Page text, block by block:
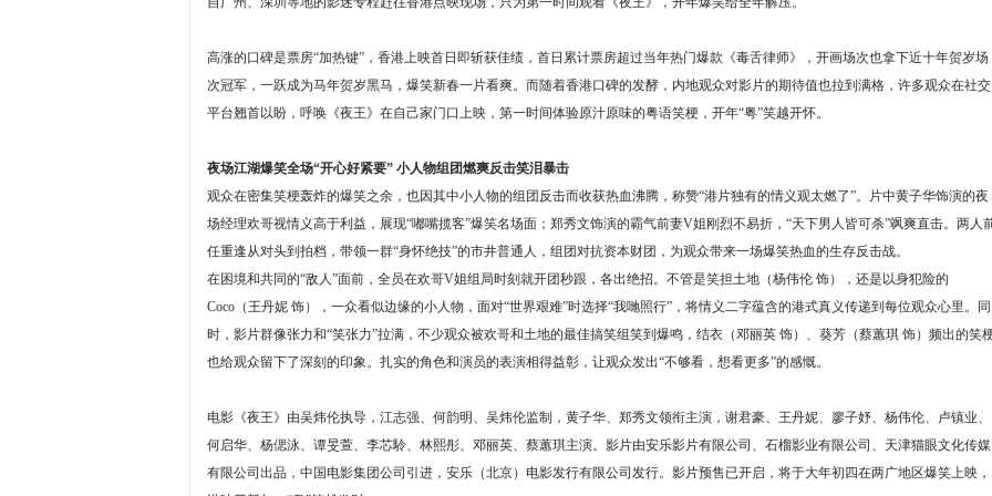
高涨的口碑是票房“加热键”，香港上映首日即斩获佳绩，首日累计票房超过当年热门爆款《毒舌律师》，开画场次也拿下近十年贺岁场
次冠军，一跃成为马年贺岁黑马，爆笑新春一片看爽。而随着香港口碑的发酵，内地观众对影片的期待值也拉到满格，许多观众在社交
平台翘首以盼，呼唤《夜王》在自己家门口上映，第一时间体验原汁原味的粤语笑梗，开年“粤”笑越开怀。
夜场江湖爆笑全场“开心好紧要” 小人物组团燃爽反击笑泪暴击
观众在密集笑梗轰炸的爆笑之余，也因其中小人物的组团反击而收获热血沸腾，称赞“港片独有的情义观太燃了”。片中黄子华饰演的夜
场经理欢哥视情义高于利益，展现“嘟嘴揽客”爆笑名场面；郑秀文饰演的霸气前妻V姐刚烈不易折，“天下男人皆可杀”飒爽直击。两人
任重逢从对头到拍档，带领一群“身怀绝技”的市井普通人，组团对抗资本财团，为观众带来一场爆笑热血的生存反击战。
在困境和共同的“敌人”面前，全员在欢哥V姐组局时刻就开团秒跟，各出绝招。不管是笑担土地（杨伟伦 饰），还是以身犯险的
Coco（王丹妮 饰），一众看似边缘的小人物，面对“世界艰难”时选择“我哋照行”，将情义二字蕴含的港式真义传递到每位观众心里。同
时，影片群像张力和“笑张力”拉满，不少观众被欢哥和土地的最佳搞笑组笑到爆鸣，结衣（邓丽英 饰）、葵芳（蔡蕙琪 饰）频出的笑
也给观众留下了深刻的印象。扎实的角色和演员的表演相得益彰，让观众发出“不够看，想看更多”的感慨。
电影《夜王》由吴炜伦执导，江志强、何韵明、吴炜伦监制，黄子华、郑秀文领衔主演，谢君豪、王丹妮、廖子妤、杨伟伦、卢镇业、
何启华、杨偲泳、谭旻萱、李芯駖、林熙彤、邓丽英、蔡蕙琪主演。影片由安乐影片有限公司、石榴影业有限公司、天津猫眼文化传媒
有限公司出品，中国电影集团公司引进，安乐（北京）电影发行有限公司发行。影片预售已开启，将于大年初四在两广地区爆笑上映，